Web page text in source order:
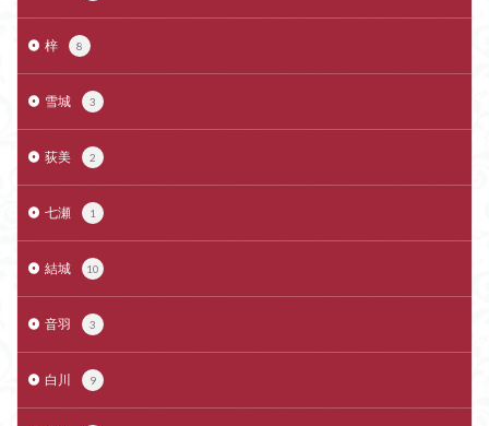
梓 8
雪城 3
荻美 2
七瀬 1
結城 10
音羽 3
白川 9